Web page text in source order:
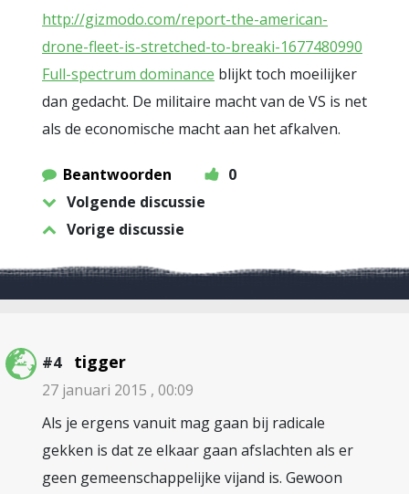
http://gizmodo.com/report-the-american-
drone-fleet-is-stretched-to-breaki-1677480990
Full-spectrum dominance blijkt toch moeilijker
dan gedacht. De militaire macht van de VS is net
als de economische macht aan het afkalven.
Beantwoorden
0
Volgende discussie
Vorige discussie
#4 tigger
27 januari 2015 , 00:09
Als je ergens vanuit mag gaan bij radicale
gekken is dat ze elkaar gaan afslachten als er
geen gemeenschappelijke vijand is. Gewoon